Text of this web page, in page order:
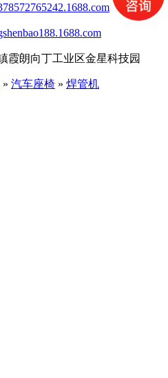
霞朗向丁工业区金星科技园
» 汽车座椅 » 焊管机